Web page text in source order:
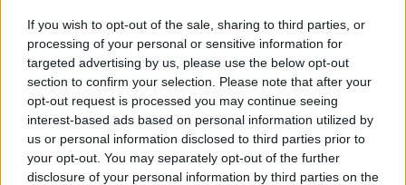
If you wish to opt-out of the sale, sharing to third parties, or
processing of your personal or sensitive information for
targeted advertising by us, please use the below opt-out
section to confirm your selection. Please note that after your
opt-out request is processed you may continue seeing
interest-based ads based on personal information utilized by
us or personal information disclosed to third parties prior to
your opt-out. You may separately opt-out of the further
disclosure of your personal information by third parties on the
kiegészített és többször megkérdőjelezett Dale-féle elmélet szerint
egy átlagos ember az olvasott vagy hallott információknak
mindössze 10-20 százalékát jegyzi meg, míg a legeredményesebb
tanulási módszer, ha az elsajátítandó ismereteket alkalmazni kezdi,
például a leendő járműmérnökök autókat szednek szét és raknak
össze, az orvostanhallgatók műtéteket végeznek. Mindezt persze ma
már a virtuális valóságban.
Hét fiatal magyar tehetség, akik lenyűgözték a
világot